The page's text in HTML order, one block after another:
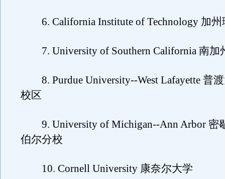
6. California Institute of Technology 加州
7. University of Southern California 南加
8. Purdue University--West Lafayette 普
校区
9. University of Michigan--Ann Arbor 密
伯尔分校
10. Cornell University 康奈尔大学